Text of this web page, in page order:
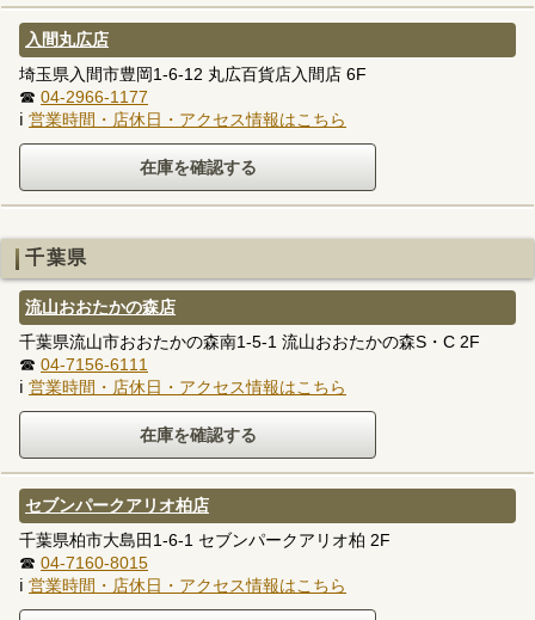
入間丸広店
埼玉県入間市豊岡1-6-12 丸広百貨店入間店 6F
☎ 04-2966-1177
ℹ 営業時間・店休日・アクセス情報はこちら
千葉県
流山おおたかの森店
千葉県流山市おおたかの森南1-5-1 流山おおたかの森S・C 2F
☎ 04-7156-6111
ℹ 営業時間・店休日・アクセス情報はこちら
セブンパークアリオ柏店
千葉県柏市大島田1-6-1 セブンパークアリオ柏 2F
☎ 04-7160-8015
ℹ 営業時間・店休日・アクセス情報はこちら